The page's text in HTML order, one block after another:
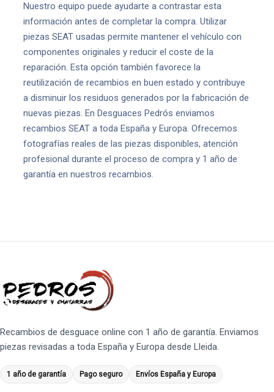
Nuestro equipo puede ayudarte a contrastar esta
información antes de completar la compra. Utilizar
piezas SEAT usadas permite mantener el vehículo con
componentes originales y reducir el coste de la
reparación. Esta opción también favorece la
reutilización de recambios en buen estado y contribuye
a disminuir los residuos generados por la fabricación de
nuevas piezas. En Desguaces Pedrós enviamos
recambios SEAT a toda España y Europa. Ofrecemos
fotografías reales de las piezas disponibles, atención
profesional durante el proceso de compra y 1 año de
garantía en nuestros recambios.
Recambios de desguace online con 1 año de garantía. Enviamos
piezas revisadas a toda España y Europa desde Lleida.
1 año de garantía Pago seguro Envíos España y Europa